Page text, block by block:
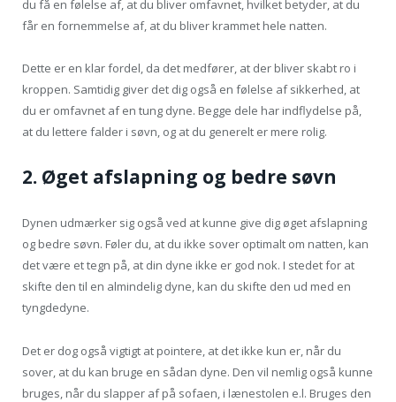
du få en følelse af, at du bliver omfavnet, hvilket betyder, at du
får en fornemmelse af, at du bliver krammet hele natten.
Dette er en klar fordel, da det medfører, at der bliver skabt ro i
kroppen. Samtidig giver det dig også en følelse af sikkerhed, at
du er omfavnet af en tung dyne. Begge dele har indflydelse på,
at du lettere falder i søvn, og at du generelt er mere rolig.
2. Øget afslapning og bedre søvn
Dynen udmærker sig også ved at kunne give dig øget afslapning
og bedre søvn. Føler du, at du ikke sover optimalt om natten, kan
det være et tegn på, at din dyne ikke er god nok. I stedet for at
skifte den til en almindelig dyne, kan du skifte den ud med en
tyngdedyne.
Det er dog også vigtigt at pointere, at det ikke kun er, når du
sover, at du kan bruge en sådan dyne. Den vil nemlig også kunne
bruges, når du slapper af på sofaen, i lænestolen e.l. Bruges den